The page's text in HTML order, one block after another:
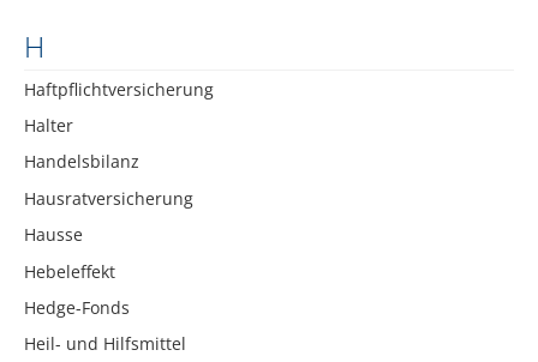
H
Haftpflichtversicherung
Halter
Handelsbilanz
Hausratversicherung
Hausse
Hebeleffekt
Hedge-Fonds
Heil- und Hilfsmittel